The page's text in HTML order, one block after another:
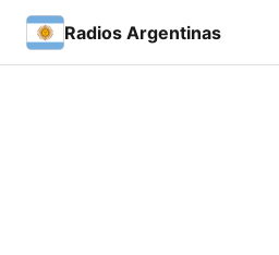
Radios Argentinas